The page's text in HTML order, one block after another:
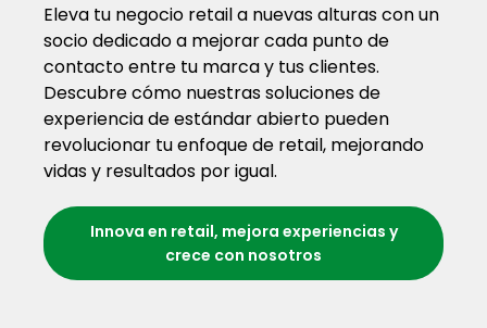
Eleva tu negocio retail a nuevas alturas con un
socio dedicado a mejorar cada punto de
contacto entre tu marca y tus clientes.
Descubre cómo nuestras soluciones de
experiencia de estándar abierto pueden
revolucionar tu enfoque de retail, mejorando
vidas y resultados por igual.
Innova en retail, mejora experiencias y
crece con nosotros